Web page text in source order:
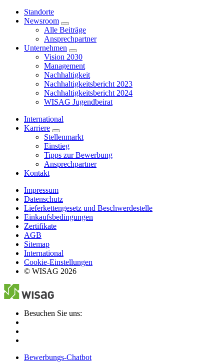
Standorte
Newsroom
Alle Beiträge
Ansprechpartner
Unternehmen
Vision 2030
Management
Nachhaltigkeit
Nachhaltigkeitsbericht 2023
Nachhaltigkeitsbericht 2024
WISAG Jugendbeirat
International
Karriere
Stellenmarkt
Einstieg
Tipps zur Bewerbung
Ansprechpartner
Kontakt
Impressum
Datenschutz
Lieferkettengesetz und Beschwerdestelle
Einkaufsbedingungen
Zertifikate
AGB
Sitemap
International
Cookie-Einstellungen
© WISAG 2026
Besuchen Sie uns:
Bewerbungs-Chatbot